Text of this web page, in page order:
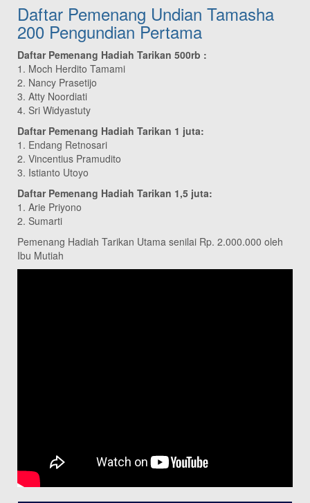
Daftar Pemenang Undian Tamasha
200 Pengundian Pertama
Daftar Pemenang Hadiah Tarikan 500rb :
1. Moch Herdito Tamami
2. Nancy Prasetijo
3. Atty Noordiati
4. Sri Widyastuty
Daftar Pemenang Hadiah Tarikan 1 juta:
1. Endang Retnosari
2. Vincentius Pramudito
3. Istianto Utoyo
Daftar Pemenang Hadiah Tarikan 1,5 juta:
1. Arie Priyono
2. Sumarti
Pemenang Hadiah Tarikan Utama senilai Rp. 2.000.000 oleh
Ibu Mutiah